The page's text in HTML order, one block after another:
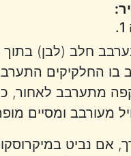
חלב (לבן) בתוך
בו החלקיקים
מתערבב לאחור, כל
מעורבב ומסיים
אם נביט